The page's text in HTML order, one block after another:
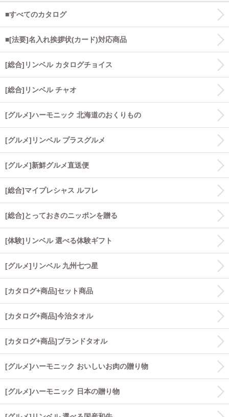
■すべてのカタログ
■[法要]名入れ挨拶状(カード)対応商品
[総合]リンベル カタログチョイス
[総合]リンベル チャオ
[グルメ]ハーモニック 北海道のおくりもの
[グルメ]リンベル プラスグルメ
[グルメ]新鮮グルメ直送便
[総合]マイプレシャス ルフレ
[総合]とっておきのニッポンを贈る
[体験]リンベル 選べる体験ギフト
[グルメ]リンベル 九州七つ星
[カタログ+商品]セット商品
[カタログ+商品]今治タオル
[カタログ+商品]ブランドタオル
[グルメ]ハーモニック おいしいお肉の贈り物
[グルメ]ハーモニック 日本の贈り物